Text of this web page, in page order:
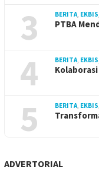
3 BERITA, EKBIS,
PTBA
4 BERITA, EKBIS,
5 BERITA, EKBIS,
ADVERTORIAL